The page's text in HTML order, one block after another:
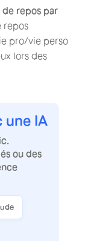
repos par
repos
pro/vie perso
lors des
une IA
ou des